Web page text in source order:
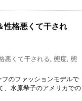
性格悪くて干され
悪くて干される 態度 態
のファッションモデルで
、水原希子のアメリカでの